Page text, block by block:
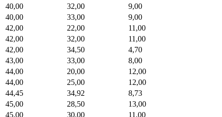
40,00
32,00
9,00
40,00
33,00
9,00
42,00
22,00
11,00
42,00
32,00
11,00
42,00
34,50
4,70
43,00
33,00
8,00
44,00
20,00
12,00
44,00
25,00
12,00
44,45
34,92
8,73
45,00
28,50
13,00
45,00
30,00
11,00